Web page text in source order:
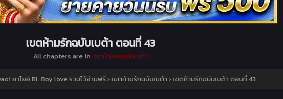
เขตห้ามรักฉบับเบต้า ตอนที่ 43
All chapters are in เขตห้ามรักฉบับเบต้า
ยาโยอิ BL Boy love รวมไว้อ่านฟรี › เขตห้ามรักฉบับเบต้า › เขตห้ามรักฉบับเบต้า ตอนที่ 43